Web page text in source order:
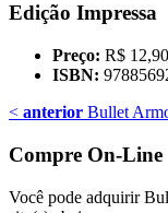
Edição Impressa
Preço: R$ 12,90
ISBN:
< anterior Bullet
Compre On-Line
Você pode adquirir